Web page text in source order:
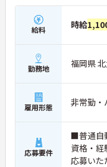
給料 時給
勤務地 福岡県
雇用形態 非常勤・
応募要件
■普通自
資格・
応募いた